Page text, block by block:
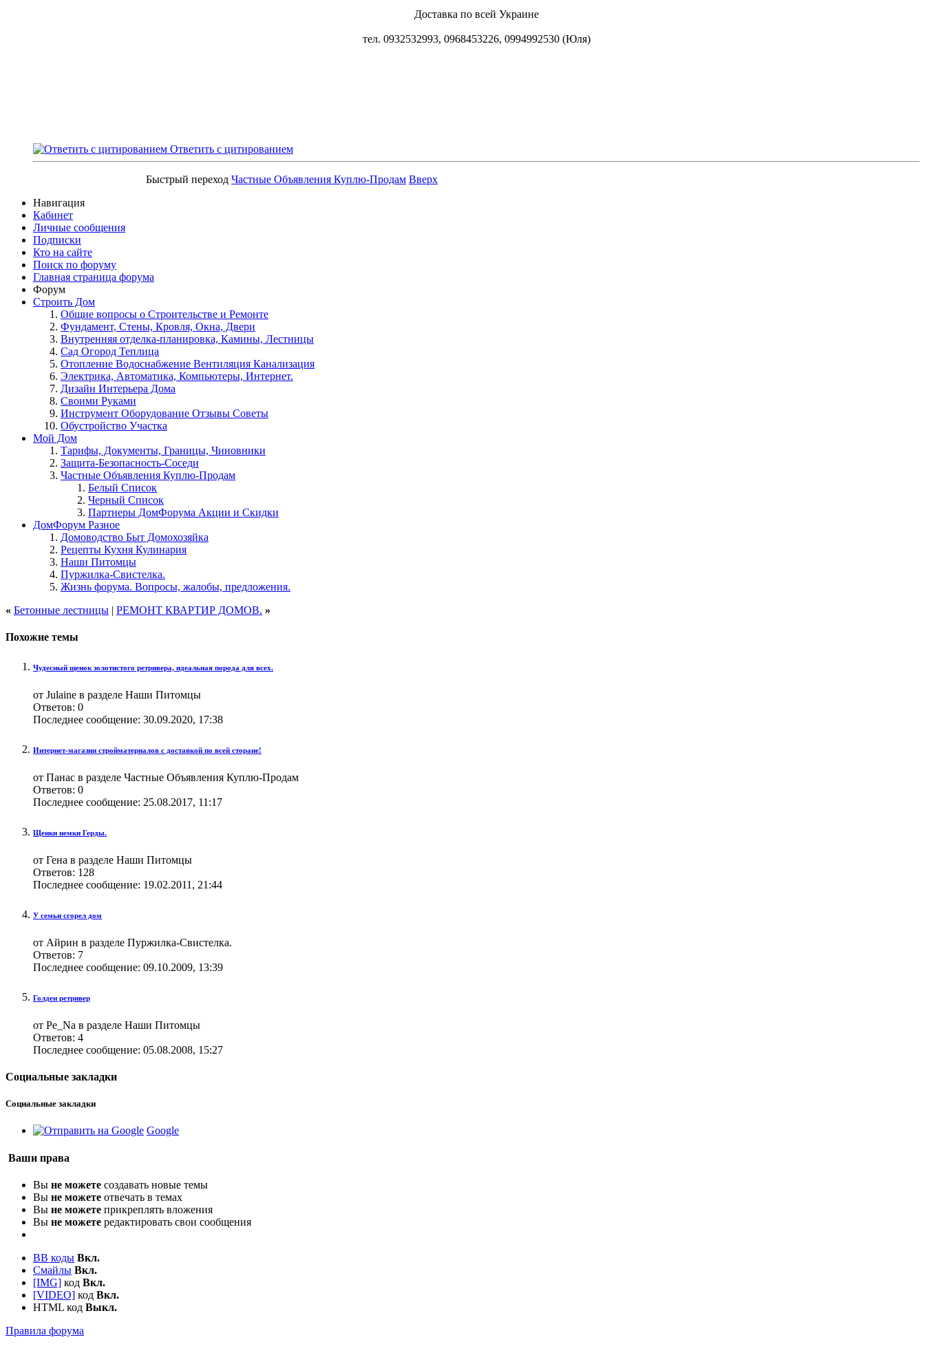
Доставка по всей Украине
тел. 0932532993, 0968453226, 0994992530 (Юля)
Ответить с цитированием
Быстрый переход Частные Объявления Куплю-Продам Вверх
Навигация
Кабинет
Личные сообщения
Подписки
Кто на сайте
Поиск по форуму
Главная страница форума
Форум
Строить Дом
Общие вопросы о Строительстве и Ремонте
Фундамент, Стены, Кровля, Окна, Двери
Внутренняя отделка-планировка, Камины, Лестницы
Сад Огород Теплица
Отопление Водоснабжение Вентиляция Канализация
Электрика, Автоматика, Компьютеры, Интернет.
Дизайн Интерьера Дома
Своими Руками
Инструмент Оборудование Отзывы Советы
Обустройство Участка
Мой Дом
Тарифы, Документы, Границы, Чиновники
Защита-Безопасность-Соседи
Частные Объявления Куплю-Продам
Белый Список
Черный Список
Партнеры ДомФорума Акции и Скидки
ДомФорум Разное
Домоводство Быт Домохозяйка
Рецепты Кухня Кулинария
Наши Питомцы
Пуржилка-Свистелка.
Жизнь форума. Вопросы, жалобы, предложения.
« Бетонные лестницы | РЕМОНТ КВАРТИР ДОМОВ. »
Похожие темы
Чудесный щенок золотистого ретривера, идеальная порода для всех.
от Julaine в разделе Наши Питомцы
Ответов: 0
Последнее сообщение: 30.09.2020, 17:38
Интернет-магазин стройматериалов с доставкой по всей сторане!
от Панас в разделе Частные Объявления Куплю-Продам
Ответов: 0
Последнее сообщение: 25.08.2017, 11:17
Щенки немки Герды.
от Гена в разделе Наши Питомцы
Ответов: 128
Последнее сообщение: 19.02.2011, 21:44
У семьи сгорел дом
от Айрин в разделе Пуржилка-Свистелка.
Ответов: 7
Последнее сообщение: 09.10.2009, 13:39
Голден ретривер
от Pe_Na в разделе Наши Питомцы
Ответов: 4
Последнее сообщение: 05.08.2008, 15:27
Социальные закладки
Социальные закладки
Google
Ваши права
Вы не можете создавать новые темы
Вы не можете отвечать в темах
Вы не можете прикреплять вложения
Вы не можете редактировать свои сообщения
BB коды Вкл.
Смайлы Вкл.
[IMG] код Вкл.
[VIDEO] код Вкл.
HTML код Выкл.
Правила форума